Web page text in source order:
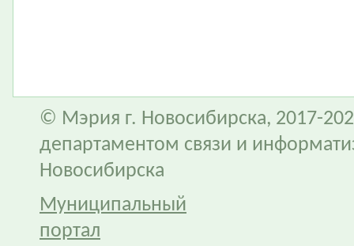
© Мэрия г. Новосибирска, 2017-
департаментом связи и
Новосибирска
Муниципальный
портал